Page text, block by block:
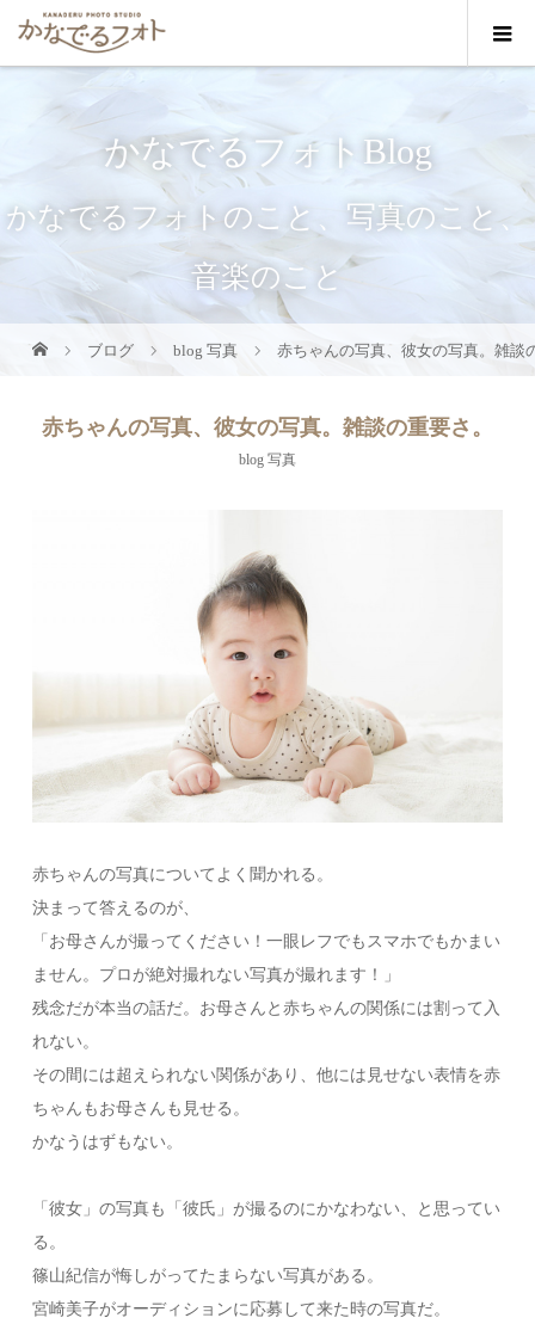
かなでるフォトBlog
かなでるフォトのこと、写真のこと、
音楽のこと
ブログ blog 写真 赤ちゃんの写真、彼女の写真。雑談
赤ちゃんの写真、彼女の写真。雑談の重要さ。
blog 写真
赤ちゃんの写真についてよく聞かれる。
決まって答えるのが、
「お母さんが撮ってください！一眼レフでもスマホでもかまい
ません。プロが絶対撮れない写真が撮れます！」
残念だが本当の話だ。お母さんと赤ちゃんの関係には割って入
れない。
その間には超えられない関係があり、他には見せない表情を赤
ちゃんもお母さんも見せる。
かなうはずもない。
「彼女」の写真も「彼氏」が撮るのにかなわない、と思ってい
る。
篠山紀信が悔しがってたまらない写真がある。
宮崎美子がオーディションに応募して来た時の写真だ。